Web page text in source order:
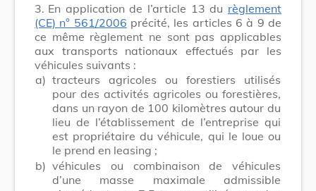
3. En application de l’article 13 du règlement
(CE) n° 561/2006 précité, les articles 6 à 9 de
ce même règlement ne sont pas applicables
aux transports nationaux effectués par les
véhicules suivants :
a) tracteurs agricoles ou forestiers utilisés
pour des activités agricoles ou forestières,
dans un rayon de 100 kilomètres autour du
lieu de l’établissement de l’entreprise qui
est propriétaire du véhicule, qui le loue ou
le prend en leasing ;
b) véhicules ou combinaison de véhicules
d’une masse maximale admissible